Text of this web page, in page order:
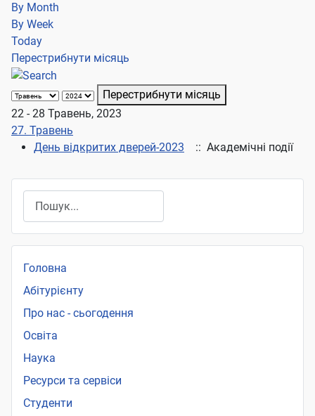
By Month
By Week
Today
Перестрибнути місяць
Перестрибнути місяць
22 - 28 Травень, 2023
27. Травень
День відкритих дверей-2023
:: Академічні події
Головна
Абітурієнту
Про нас - сьогодення
Освіта
Наука
Ресурси та сервіси
Студенти